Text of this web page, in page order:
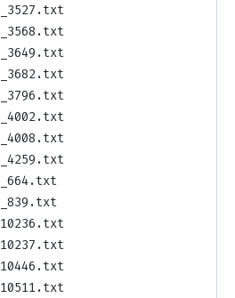
_3527.txt
_3568.txt
_3649.txt
_3682.txt
_3796.txt
_4002.txt
_4008.txt
_4259.txt
_664.txt
_839.txt
10236.txt
10237.txt
10446.txt
10511.txt